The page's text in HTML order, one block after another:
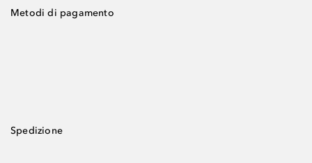
Metodi di pagamento
Spedizione